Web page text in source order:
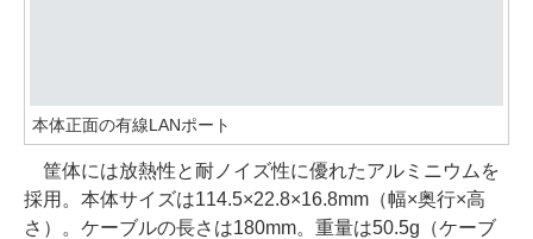
本体正面の有線LANポート
筐体には放熱性と耐ノイズ性に優れたアルミニウムを
採用。本体サイズは114.5×22.8×16.8mm（幅×奥行×高
さ）。ケーブルの長さは180mm。重量は50.5g（ケーブ